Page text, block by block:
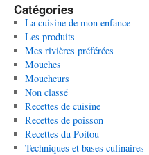
Catégories
La cuisine de mon enfance
Les produits
Mes rivières préférées
Mouches
Moucheurs
Non classé
Recettes de cuisine
Recettes de poisson
Recettes du Poitou
Techniques et bases culinaires